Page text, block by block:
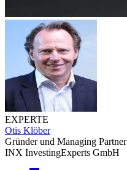
EXPERTE
Otis Klöber
Gründer und Managing Partner
INX InvestingExperts GmbH